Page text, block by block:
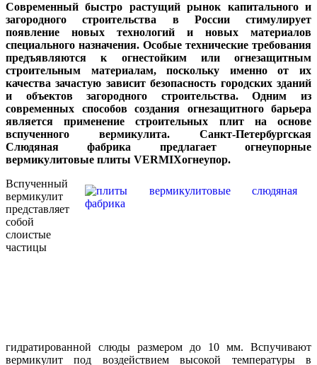
Современный быстро растущий рынок капитального и
загородного строительства в России стимулирует
появление новых технологий и новых материалов
специального назначения. Особые технические требования
предъявляются к огнестойким или огнезащитным
строительным материалам, поскольку именно от их
качества зачастую зависит безопасность городских зданий
и объектов загородного строительства. Одним из
современных способов создания огнезащитного барьера
является применение строительных плит на основе
вспученного вермикулита. Санкт-Петербургская
Слюдяная фабрика предлагает огнеупорные
вермикулитовые плиты VERMIXогнеупор.
Вспученный
вермикулит
представляет
собой
слоистые
частицы
гидратированной слюды размером до 10 мм. Вспучивают
вермикулит под воздействием высокой температуры в